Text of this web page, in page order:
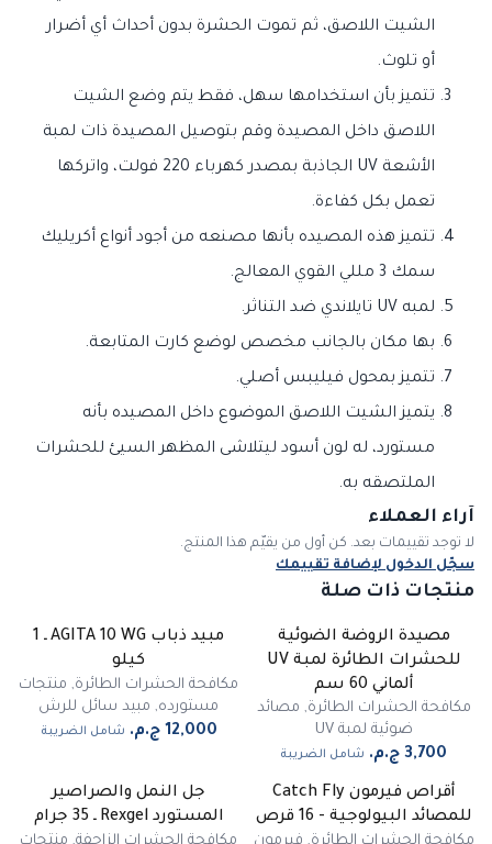
الشيت اللاصق، ثم تموت الحشرة بدون أحداث أي أضرار
أو تلوث.
تتميز بأن استخدامها سهل، فقط يتم وضع الشيت
اللاصق داخل المصيدة وقم بتوصيل المصيدة ذات لمبة
الأشعة UV الجاذبة بمصدر كهرباء 220 فولت، واتركها
تعمل بكل كفاءة.
تتميز هذه المصيده بأنها مصنعه من أجود أنواع أكريليك
سمك 3 مللي القوي المعالج.
لمبه UV تايلاندي ضد التناثر.
بها مكان بالجانب مخصص لوضع كارت المتابعة.
تتميز بمحول فيليبس أصلي.
يتميز الشيت اللاصق الموضوع داخل المصيده بأنه
مستورد، له لون أسود ليتلاشى المظهر السيئ للحشرات
الملتصقه به.
آراء العملاء
لا توجد تقييمات بعد. كن أول من يقيّم هذا المنتج.
سجّل الدخول لإضافة تقييمك
منتجات ذات صلة
مصيدة الروضة الضوئية
للحشرات الطائرة لمبة UV
ألماني 60 سم
مكافحة الحشرات الطائرة, مصائد
ضوئية لمبة UV
شامل الضريبة
مبيد ذباب AGITA 10 WG ـ 1
كيلو
مكافحة الحشرات الطائرة, منتجات
مستورده, مبيد سائل للرش
شامل الضريبة
أقراص فيرمون Catch Fly
للمصائد البيولوجية - 16 قرص
غير متوفر
جل النمل والصراصير
المستورد Rexgel ـ 35 جرام